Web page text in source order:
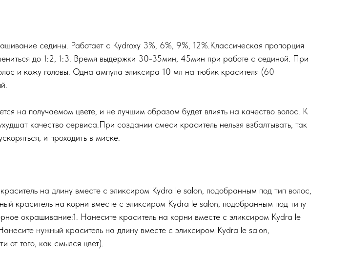
седины. Работает с Kydroxy 3%, 6%, 9%, 12%.Классическая пропорция
до 1:2, 1:3. Время выдержки 30-35мин, 45мин при работе с сединой. При
и кожу головы. Одна ампула эликсира 10 мл на тюбик красителя (60
на получаемом цвете, и не лучшим образом будет влиять на качество волос. К
качество сервиса.При создании смеси краситель нельзя взбалтывать, так
и проходить в миске.
на длину вместе с эликсиром Kydra le salon, подобранным под тип волос,
краситель на корни вместе с эликсиром Kydra le salon, подобранным под типу
окрашивание:1. Нанесите краситель на корни вместе с эликсиром Kydra le
нужный краситель на длину вместе с эликсиром Kydra le salon,
того, как смылся цвет).